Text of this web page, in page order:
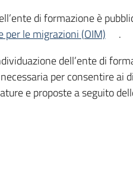
di formazione è
le migrazioni (OIM)
.
dell’ente di
per consentire ai
e proposte a seguito